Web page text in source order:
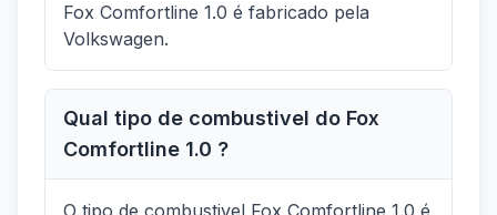
Fox Comfortline 1.0 é fabricado pela
Volkswagen.
Qual tipo de combustivel do Fox
Comfortline 1.0 ?